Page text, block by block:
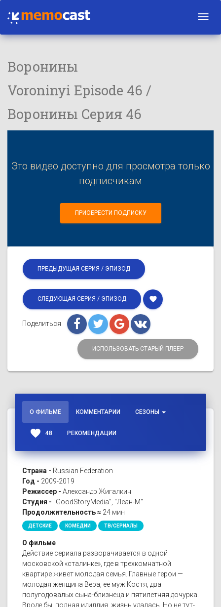
Воронины
Voroninyi Episode 46 /
Воронины Серия 46
Это видео доступно для просмотра только
подписчикам
ПРИОБРЕСТИ ПОДПИСКУ
ПРЕДЫДУЩАЯ СЕРИЯ / ЭПИЗОД
СЛЕДУЮЩАЯ СЕРИЯ / ЭПИЗОД favorite
Поделиться
ИСПОЛЬЗОВАТЬ СТАРЫЙ ПЛЕЕР
О ФИЛЬМЕ КОММЕНТАРИИ СЕЗОНЫ
favorite 48 РЕКОМЕНДАЦИИ
Страна - Russian Federation
Год - 2009-2019
Режиссер - Александр Жигалкин
Студия - "GoodStoryMedia", "Леан-М"
Продолжительность ≈ 24 мин
ДЕТСКИЕ КОМЕДИИ ТВ/СЕРИАЛЫ
О фильме
Действие сериала разворачивается в одной
московской «сталинке», где в трехкомнатной
квартире живет молодая семья. Главные герои —
молодая женщина Вера, ее муж Костя, два
полугодовалых сына-близнеца и пятилетняя дочурка.
Вроде бы, полная идиллия, жизнь удалась. Но не тут-